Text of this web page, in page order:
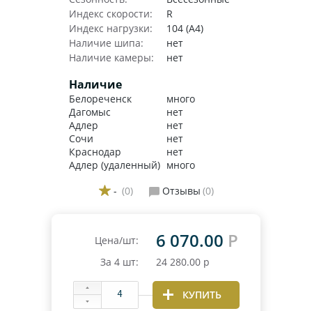
Индекс скорости:
R
Индекс нагрузки:
104 (A4)
Наличие шипа:
нет
Наличие камеры:
нет
Наличие
Белореченск
много
Дагомыс
нет
Адлер
нет
Сочи
нет
Краснодар
нет
Адлер (удаленный) много
- (0) Отзывы (0)
Цена/шт: 6 070.00 Р
За 4 шт: 24 280.00 р
КУПИТЬ